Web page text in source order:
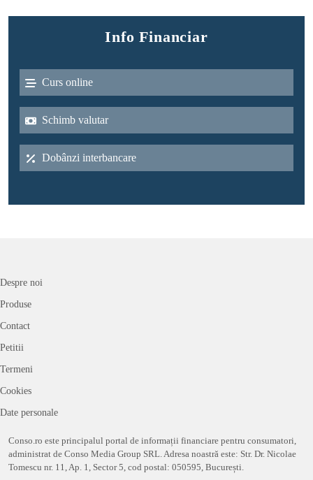
Info Financiar
Curs online
Schimb valutar
Dobânzi interbancare
Despre noi
Produse
Contact
Petitii
Termeni
Cookies
Date personale
Conso.ro este principalul portal de informații financiare pentru consumatori,
administrat de Conso Media Group SRL. Adresa noastră este: Str. Dr. Nicolae
Tomescu nr. 11, Ap. 1, Sector 5, cod postal: 050595, București.